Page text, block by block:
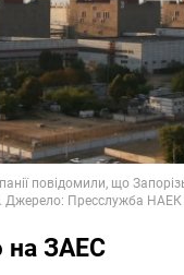
на ЗАЕС